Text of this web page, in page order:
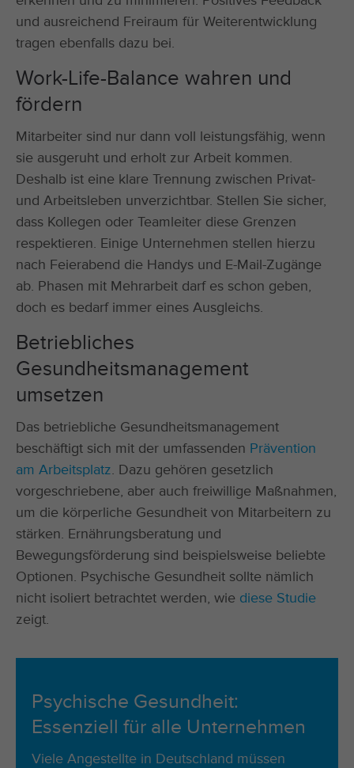
und ausreichend Freiraum für Weiterentwicklung
tragen ebenfalls dazu bei.
Work-Life-Balance wahren und
fördern
Mitarbeiter sind nur dann voll leistungsfähig, wenn
sie ausgeruht und erholt zur Arbeit kommen.
Deshalb ist eine klare Trennung zwischen Privat-
und Arbeitsleben unverzichtbar. Stellen Sie sicher,
dass Kollegen oder Teamleiter diese Grenzen
respektieren. Einige Unternehmen stellen hierzu
nach Feierabend die Handys und E-Mail-Zugänge
ab. Phasen mit Mehrarbeit darf es schon geben,
doch es bedarf immer eines Ausgleichs.
Betriebliches
Gesundheitsmanagement
umsetzen
Das betriebliche Gesundheitsmanagement
beschäftigt sich mit der umfassenden Prävention
am Arbeitsplatz. Dazu gehören gesetzlich
vorgeschriebene, aber auch freiwillige Maßnahmen,
um die körperliche Gesundheit von Mitarbeitern zu
stärken. Ernährungsberatung und
Bewegungsförderung sind beispielsweise beliebte
Optionen. Psychische Gesundheit sollte nämlich
nicht isoliert betrachtet werden, wie diese Studie
zeigt.
Psychische Gesundheit:
Essenziell für alle Unternehmen
Viele Angestellte in Deutschland müssen